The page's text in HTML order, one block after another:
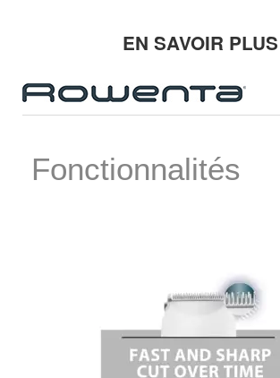
EN SAVOIR PLUS
Fonctionnalités